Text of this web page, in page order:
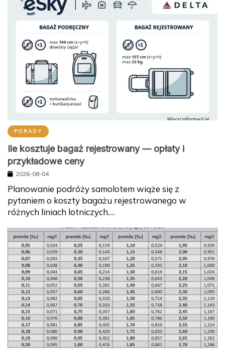
PORADY
Ile kosztuje bagaż rejestrowany — opłaty i
przykładowe ceny
2026-08-04
Planowanie podróży samolotem wiąże się z
pytaniem o koszty bagażu rejestrowanego w
różnych liniach lotniczych.…